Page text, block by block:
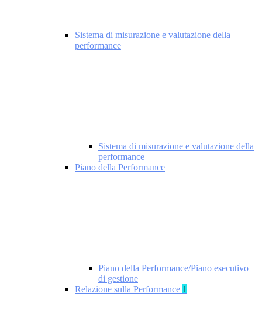
Sistema di misurazione e valutazione della
performance
Sistema di misurazione e valutazione della
performance
Piano della Performance
Piano della Performance/Piano esecutivo
di gestione
Relazione sulla Performance 1